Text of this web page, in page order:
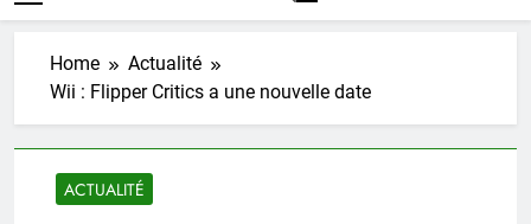
Home
Actualité
Wii : Flipper Critics a une nouvelle date
ACTUALITÉ